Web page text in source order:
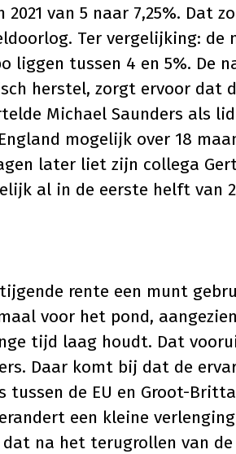
van 5 naar 7,25%. Dat
Ter vergelijking: de
liggen tussen 4 en 5%. De
herstel, zorgt ervoor dat
Michael Saunders als
mogelijk over 18
later liet zijn collega
al in de eerste helft van
rente een munt
voor het pond,
tijd laag houdt. Dat
Daar komt bij dat de
de EU en Groot-
een kleine
na het terugrollen van de